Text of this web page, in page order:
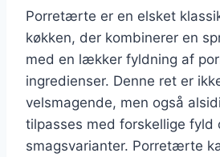
Porretærte er en elsket
køkken, der kombinerer en
med en lækker fyldning af
ingredienser. Denne ret er
velsmagende, men også
tilpasses med forskellige fyld
smagsvarianter. Porretærte